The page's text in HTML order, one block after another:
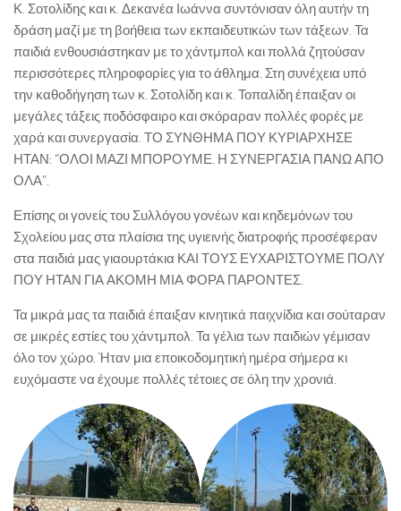
Κ. Σοτολίδης και κ. Δεκανέα Ιωάννα συντόνισαν όλη αυτήν τη
δράση μαζί με τη βοήθεια των εκπαιδευτικών των τάξεων. Τα
παιδιά ενθουσιάστηκαν με το χάντμπολ και πολλά ζητούσαν
περισσότερες πληροφορίες για το άθλημα. Στη συνέχεια υπό
την καθοδήγηση των κ. Σοτολίδη και κ. Τοπαλίδη έπαιξαν οι
μεγάλες τάξεις ποδόσφαιρο και σκόραραν πολλές φορές με
χαρά και συνεργασία. ΤΟ ΣΥΝΘΗΜΑ ΠΟΥ ΚΥΡΙΑΡΧΗΣΕ
ΗΤΑΝ: “ΟΛΟΙ ΜΑΖΙ ΜΠΟΡΟΥΜΕ. Η ΣΥΝΕΡΓΑΣΙΑ ΠΑΝΩ ΑΠΟ
ΟΛΑ”.
Επίσης οι γονείς του Συλλόγου γονέων και κηδεμόνων του
Σχολείου μας στα πλαίσια της υγιεινής διατροφής προσέφεραν
στα παιδιά μας γιαουρτάκια ΚΑΙ ΤΟΥΣ ΕΥΧΑΡΙΣΤΟΥΜΕ ΠΟΛΥ
ΠΟΥ ΗΤΑΝ ΓΙΑ ΑΚΟΜΗ ΜΙΑ ΦΟΡΑ ΠΑΡΟΝΤΕΣ.
Τα μικρά μας τα παιδιά έπαιξαν κινητικά παιχνίδια και σούταραν
σε μικρές εστίες του χάντμπολ. Τα γέλια των παιδιών γέμισαν
όλο τον χώρο. Ήταν μια εποικοδομητική ημέρα σήμερα κι
ευχόμαστε να έχουμε πολλές τέτοιες σε όλη την χρονιά.